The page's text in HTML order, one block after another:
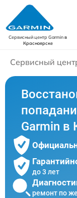
Сервисный центр Garminв
Красноярске
Сервисный
Garmin в
до 3 лет
ремонт по